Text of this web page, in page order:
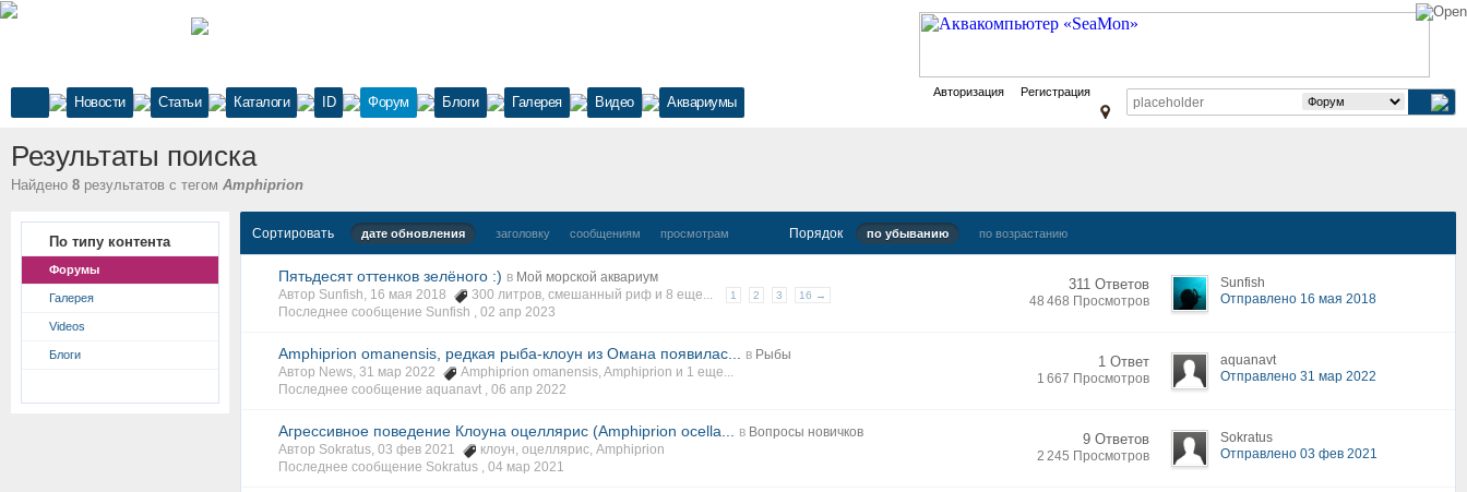
Новости Статьи Каталоги ID Форум Блоги Галерея Видео Аквариумы
Авторизация Регистрация
Результаты поиска
Найдено 8 результатов с тегом Amphiprion
По типу контента
Форумы
Галерея
Videos
Блоги
Сортировать дате обновления заголовку сообщениям просмотрам Порядок по убыванию по возрастанию
Пятьдесят оттенков зелёного :) в Мой морской аквариум
Автор Sunfish, 16 мая 2018
300 литров, смешанный риф и 8 еще... 1 2 3 16 →
Последнее сообщение Sunfish , 02 апр 2023
311 Ответов
48 468 Просмотров
Sunfish
Отправлено 16 мая 2018
Amphiprion omanensis, редкая рыба-клоун из Омана появилас... в Рыбы
Автор News, 31 мар 2022
Amphiprion omanensis, Amphiprion и 1 еще...
Последнее сообщение aquanavt , 06 апр 2022
1 Ответ
1 667 Просмотров
aquanavt
Отправлено 31 мар 2022
Агрессивное поведение Клоуна оцеллярис (Amphiprion ocella... в Вопросы новичков
Автор Sokratus, 03 фев 2021
клоун, оцеллярис, Amphiprion
Последнее сообщение Sokratus , 04 мар 2021
9 Ответов
2 245 Просмотров
Sokratus
Отправлено 03 фев 2021